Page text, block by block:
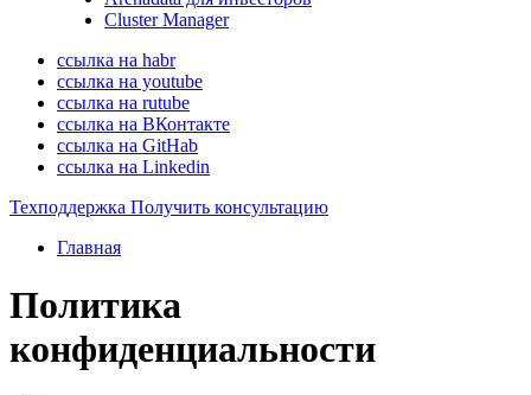
Cluster Manager
ссылка на habr
ссылка на youtube
ссылка на rutube
ссылка на ВКонтакте
ссылка на GitHab
ссылка на Linkedin
Техподдержка Получить консультацию
Главная
Политика
конфиденциальности